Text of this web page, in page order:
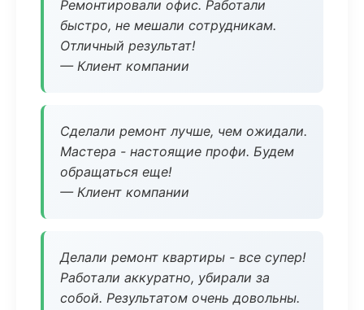
Ремонтировали офис. Работали
быстро, не мешали сотрудникам.
Отличный результат!
— Клиент компании
Сделали ремонт лучше, чем ожидали.
Мастера - настоящие профи. Будем
обращаться еще!
— Клиент компании
Делали ремонт квартиры - все супер!
Работали аккуратно, убирали за
собой. Результатом очень довольны.